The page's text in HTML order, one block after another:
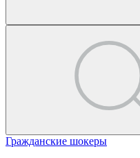
Гражданские шокеры